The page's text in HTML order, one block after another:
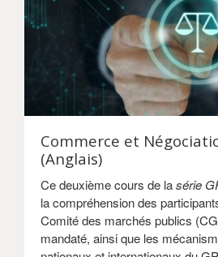
Commerce et
(Anglais)
Ce deuxième cours de lasérie
la compréhension des
Comité des marchés publics
mandaté, ainsi que les